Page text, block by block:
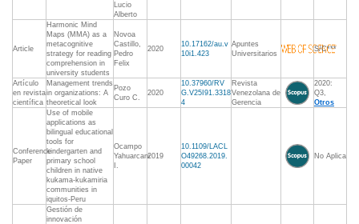
Lucio
Alberto
Article
Harmonic Mind
Maps (MMA) as a
metacognitive
strategy for reading
comprehension in
university students
Novoa
Castillo,
Pedro
Felix
2020
10.17162/au.v
10i1.423
Apuntes
Universitarios
S/C***
Artículo
en revista
científica
Management trends
in organizations: A
theoretical look
Pozo
Curo C.
2020
10.37960/RV
G.V25I91.3318
4
Revista
Venezolana de
Gerencia
2020:
Q3,
Otros
Conference
Paper
Use of mobile
applications as
bilingual educational
tools for
kindergarten and
primary school
children in native
kukama-kukamiria
communities in
iquitos-Peru
Ocampo
Yahuarcani
I.
2019
10.1109/LACL
O49268.2019.
00042
No Aplica
Gestión de
innovación